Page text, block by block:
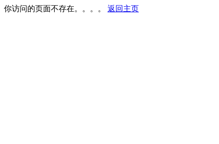
你访问的页面不存在。。。。 返回主页